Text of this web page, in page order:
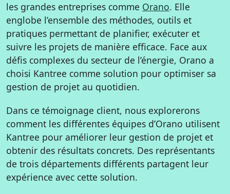
les grandes entreprises comme Orano. Elle
englobe l’ensemble des méthodes, outils et
pratiques permettant de planifier, exécuter et
suivre les projets de manière efficace. Face aux
défis complexes du secteur de l’énergie, Orano a
choisi Kantree comme solution pour optimiser sa
gestion de projet au quotidien.
Dans ce témoignage client, nous explorerons
comment les différentes équipes d’Orano utilisent
Kantree pour améliorer leur gestion de projet et
obtenir des résultats concrets. Des représentants
de trois départements différents partagent leur
expérience avec cette solution.